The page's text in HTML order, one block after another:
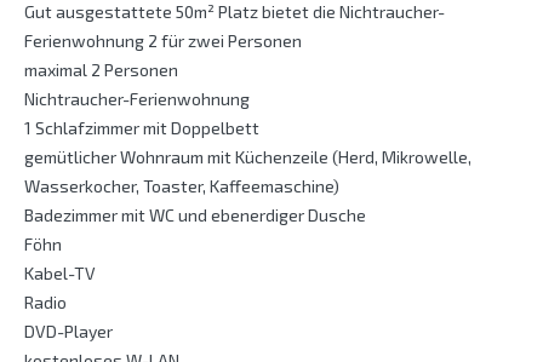
Gut ausgestattete 50m² Platz bietet die Nichtraucher-
Ferienwohnung 2 für zwei Personen
maximal 2 Personen
Nichtraucher-Ferienwohnung
1 Schlafzimmer mit Doppelbett
gemütlicher Wohnraum mit Küchenzeile (Herd, Mikrowelle,
Wasserkocher, Toaster, Kaffeemaschine)
Badezimmer mit WC und ebenerdiger Dusche
Föhn
Kabel-TV
Radio
DVD-Player